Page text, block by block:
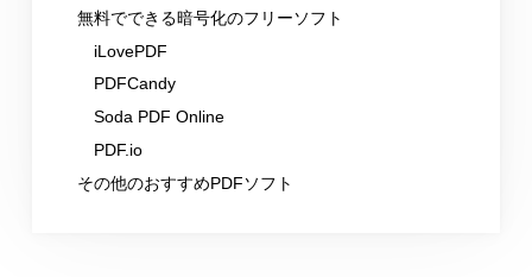
無料でできる暗号化のフリーソフト
iLovePDF
PDFCandy
Soda PDF Online
PDF.io
その他のおすすめPDFソフト